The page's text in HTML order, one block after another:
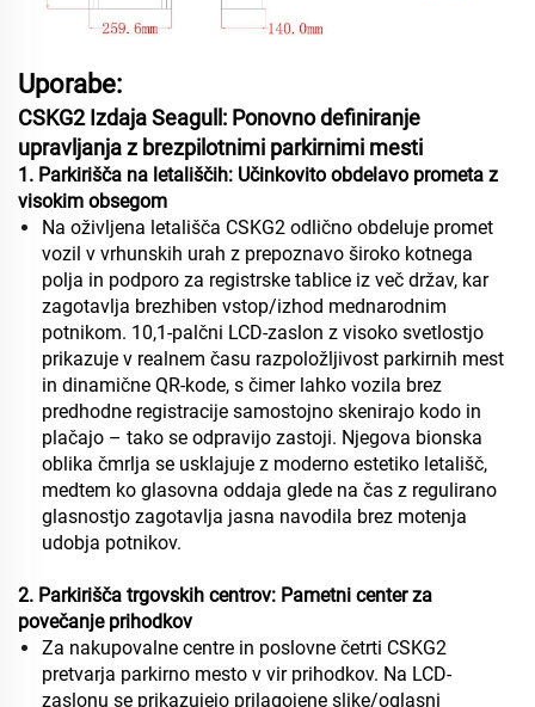
Uporabe:
CSKG2 Izdaja Seagull: Ponovno definiranje
upravljanja z brezpilotnimi parkirnimi mesti
1. Parkirišča na letališčih: Učinkovito obdelavo prometa z
visokim obsegom
Na oživljena letališča CSKG2 odlično obdeluje promet
vozil v vrhunskih urah z ‌prepoznavo široko kotnega
polja‌ in ‌podporo za registrske tablice iz več držav‌, kar
zagotavlja brezhiben vstop/izhod mednarodnim
potnikom. 10,1-palčni LCD-zaslon z visoko svetlostjo
prikazuje v realnem času razpoložljivost parkirnih mest
in dinamične QR-kode, s čimer lahko vozila brez
predhodne registracije samostojno skenirajo kodo in
plačajo – tako se odpravijo zastoji. Njegova ‌bionska
oblika čmrlja‌ se usklajuje z moderno estetiko letališč,
medtem ko ‌glasovna oddaja glede na čas z regulirano
glasnostjo‌ zagotavlja jasna navodila brez motenja
udobja potnikov.
2. Parkirišča trgovskih centrov: Pametni center za
povečanje prihodkov
Za nakupovalne centre in poslovne četrti CSKG2
pretvarja parkirno mesto v vir prihodkov. Na LCD-
zaslonu se prikazujejo prilagojene slike/oglasni